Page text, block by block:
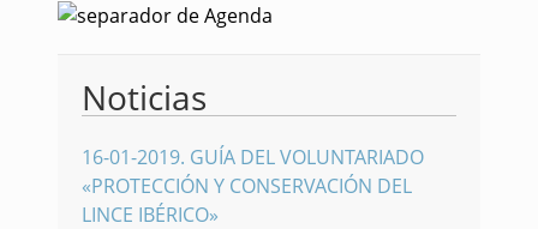
Noticias
16-01-2019. GUÍA DEL VOLUNTARIADO
«PROTECCIÓN Y CONSERVACIÓN DEL
LINCE IBÉRICO»